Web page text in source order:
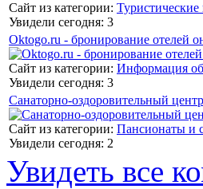
Сайт из категории:
Увидели сегодня: 3
Oktogo.ru - бронирование отелей
Сайт из категории: Информация об
Увидели сегодня: 3
Санаторно-оздоровительный
Сайт из категории: Пансионаты и
Увидели сегодня: 2
Увидеть все